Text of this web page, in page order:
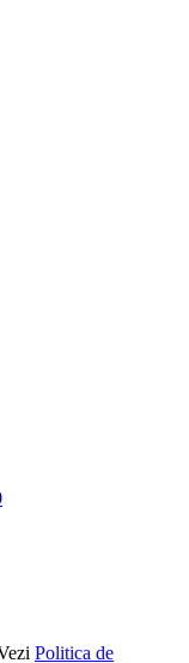
Politica de